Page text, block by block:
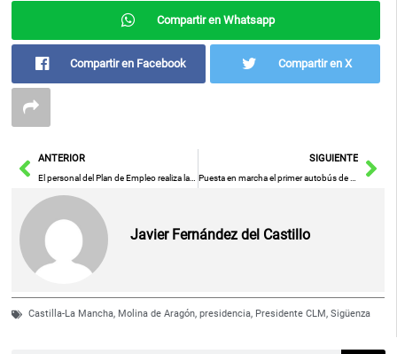
Compartir en Whatsapp
Compartir en Facebook Compartir en X
AntANTERIOR SIGUIENTE
Javier Fernández del Castillo
Castilla-La Mancha, Molina de Aragón,presidencia, Presidente CLM,Sigüenza